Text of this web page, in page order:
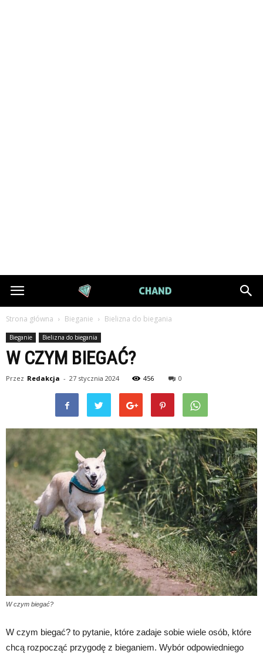
DiamondChand.pl
Strona główna Bieganie Bielizna do biegania
Bieganie Bielizna do biegania
W CZYM BIEGAĆ?
Przez Redakcja - 27 stycznia 2024 456 0
W czym biegać?
W czym biegać? to pytanie, które zadaje sobie wiele osób, które
chcą rozpocząć przygodę z bieganiem. Wybór odpowiedniego